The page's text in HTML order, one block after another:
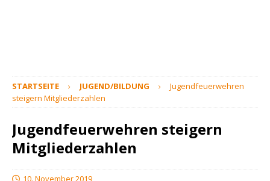
STARTSEITE JUGEND/BILDUNG
Jugendfeuerwehren
steigern Mitgliederzahlen
Jugendfeuerwehren steigern
Mitgliederzahlen
10. November 2019